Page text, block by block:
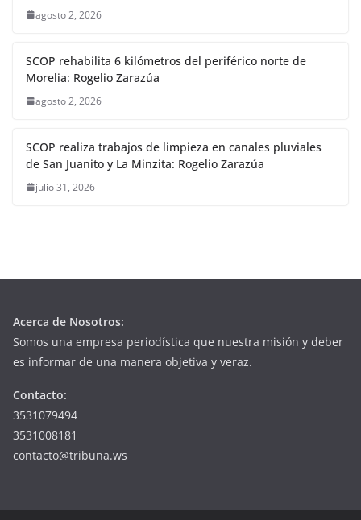
agosto 2, 2026
SCOP rehabilita 6 kilómetros del periférico norte de
Morelia: Rogelio Zarazúa
agosto 2, 2026
SCOP realiza trabajos de limpieza en canales pluviales
de San Juanito y La Minzita: Rogelio Zarazúa
julio 31, 2026
Acerca de Nosotros:
Somos una empresa periodística que nuestra misión y deber
es informar de una manera objetiva y veraz.
Contacto:
3531079494
3531008181
contacto@tribuna.ws